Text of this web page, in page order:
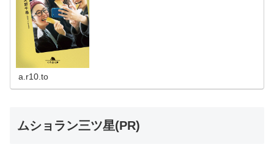
a.r10.to
ムショラン三ツ星(PR)